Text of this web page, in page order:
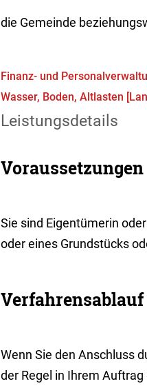
die Gemeinde
Finanz- und
Wasser, Boden, Altlasten
Leistungsdetails
Voraussetzungen
Sie sind Eigentümerin
oder eines Grundstücks
Verfahrensablauf
Wenn Sie den Anschluss
der Regel in Ihrem